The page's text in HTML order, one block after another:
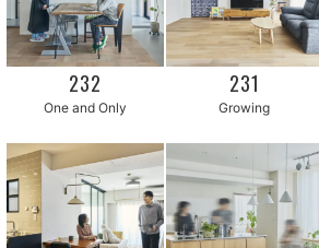
232
One and Only
231
Growing